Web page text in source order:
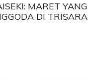
MARET YANG
DI TRISARA